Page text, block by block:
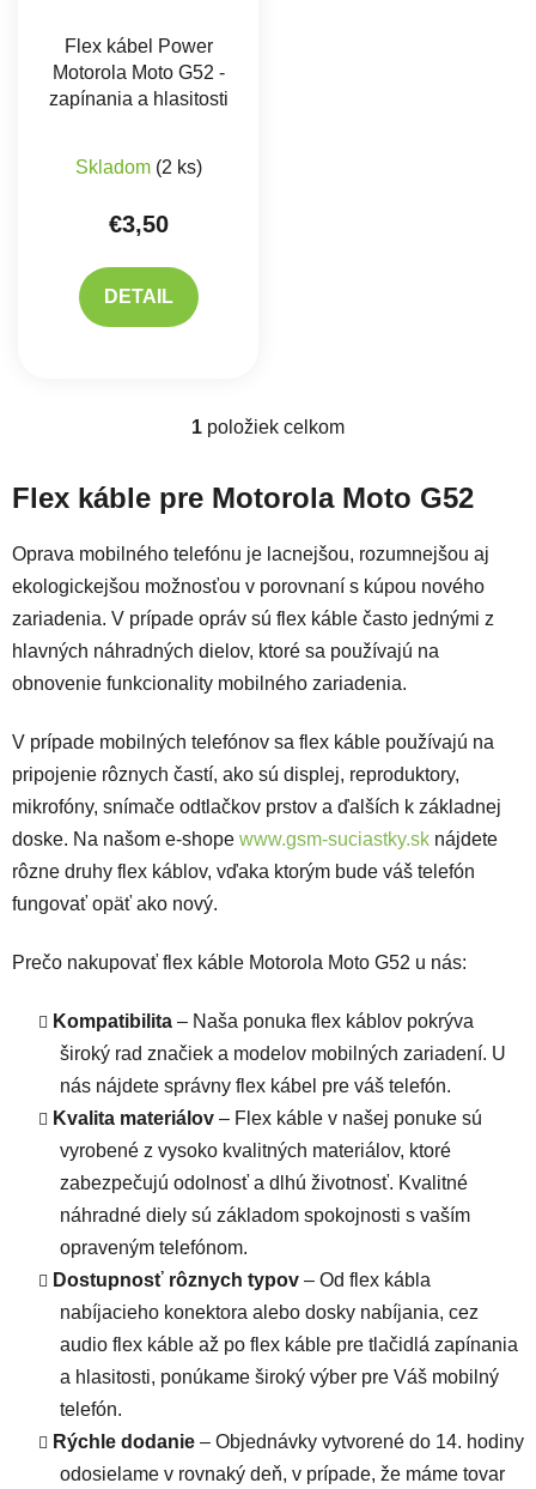
Flex kábel Power
Motorola Moto G52 -
zapínania a hlasitosti
Skladom (2 ks)
€3,50
DETAIL
Ovládacie prvky výpisu
1 položiek celkom
Flex káble pre Motorola Moto G52
Oprava mobilného telefónu je lacnejšou, rozumnejšou aj
ekologickejšou možnosťou v porovnaní s kúpou nového
zariadenia. V prípade opráv sú flex káble často jednými z
hlavných náhradných dielov, ktoré sa používajú na
obnovenie funkcionality mobilného zariadenia.
V prípade mobilných telefónov sa flex káble používajú na
pripojenie rôznych častí, ako sú displej, reproduktory,
mikrofóny, snímače odtlačkov prstov a ďalších k základnej
doske. Na našom e-shope www.gsm-suciastky.sk nájdete
rôzne druhy flex káblov, vďaka ktorým bude váš telefón
fungovať opäť ako nový.
Prečo nakupovať flex káble Motorola Moto G52 u nás:
Kompatibilita – Naša ponuka flex káblov pokrýva
široký rad značiek a modelov mobilných zariadení. U
nás nájdete správny flex kábel pre váš telefón.
Kvalita materiálov – Flex káble v našej ponuke sú
vyrobené z vysoko kvalitných materiálov, ktoré
zabezpečujú odolnosť a dlhú životnosť. Kvalitné
náhradné diely sú základom spokojnosti s vaším
opraveným telefónom.
Dostupnosť rôznych typov – Od flex kábla
nabíjacieho konektora alebo dosky nabíjania, cez
audio flex káble až po flex káble pre tlačidlá zapínania
a hlasitosti, ponúkame široký výber pre Váš mobilný
telefón.
Rýchle dodanie – Objednávky vytvorené do 14. hodiny
odosielame v rovnaký deň, v prípade, že máme tovar